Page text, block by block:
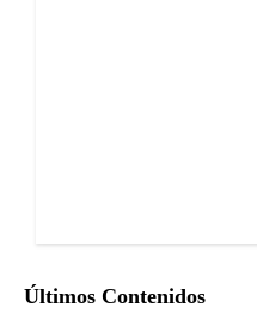
Últimos Contenidos